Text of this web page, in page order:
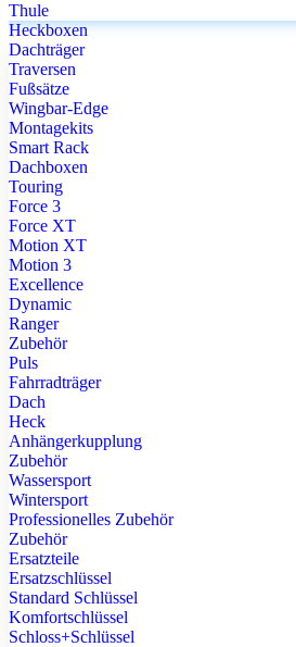
Thule
Heckboxen
Dachträger
Traversen
Fußsätze
Wingbar-Edge
Montagekits
Smart Rack
Dachboxen
Touring
Force 3
Force XT
Motion XT
Motion 3
Excellence
Dynamic
Ranger
Zubehör
Puls
Fahrradträger
Dach
Heck
Anhängerkupplung
Zubehör
Wassersport
Wintersport
Professionelles Zubehör
Zubehör
Ersatzteile
Ersatzschlüssel
Standard Schlüssel
Komfortschlüssel
Schloss+Schlüssel